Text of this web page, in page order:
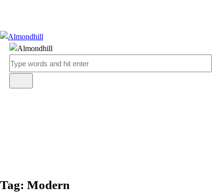
Tag: Modern